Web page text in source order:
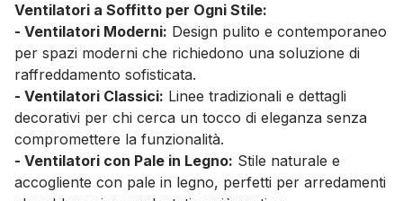
Ventilatori a Soffitto per Ogni Stile:
- Ventilatori Moderni: Design pulito e contemporaneo
per spazi moderni che richiedono una soluzione di
raffreddamento sofisticata.
- Ventilatori Classici: Linee tradizionali e dettagli
decorativi per chi cerca un tocco di eleganza senza
compromettere la funzionalità.
- Ventilatori con Pale in Legno: Stile naturale e
accogliente con pale in legno, perfetti per arredamenti